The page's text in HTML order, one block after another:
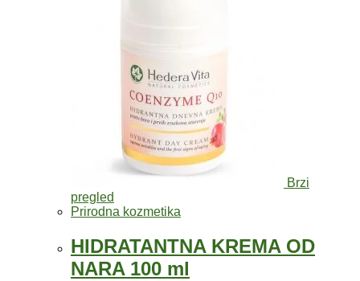
Brzi
pregled
Prirodna kozmetika
HIDRATANTNA KREMA OD
NARA 100 ml